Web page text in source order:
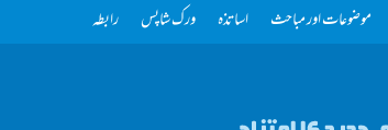
موضوعات اور مباحث اساتذہ ورک شاپس رابطہ